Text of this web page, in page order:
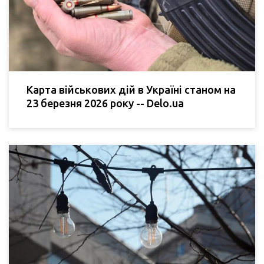
Карта військових дій в Україні станом на
23 березня 2026 року -- Delo.ua